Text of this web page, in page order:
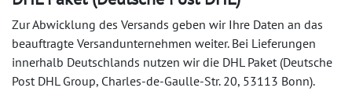
Zur Abwicklung des Versands geben wir Ihre Daten an das
beauftragte Versandunternehmen weiter. Bei Lieferungen
innerhalb Deutschlands nutzen wir die DHL Paket (Deutsche
Post DHL Group, Charles-de-Gaulle-Str. 20, 53113 Bonn).